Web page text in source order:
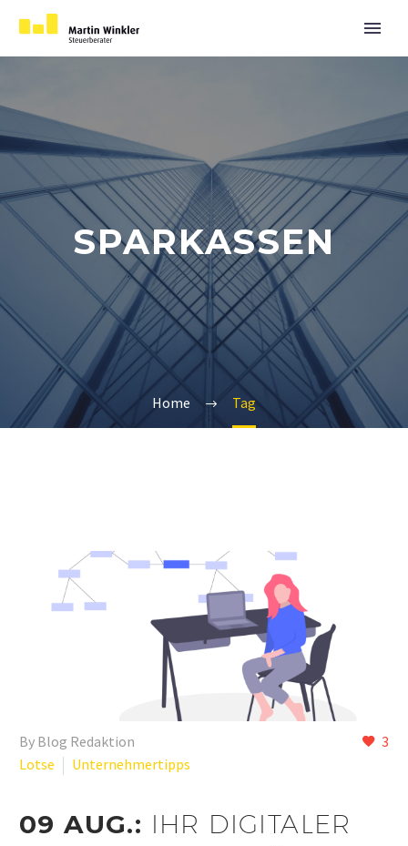
SPARKASSEN
Home Tag
3
By Blog Redaktion
Lotse
Unternehmertipps
09 AUG.: IHR DIGITALER